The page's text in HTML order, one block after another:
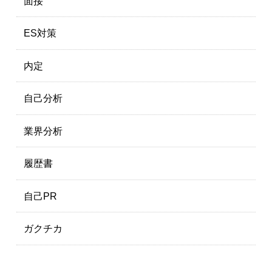
ES対策
内定
自己分析
業界分析
履歴書
自己PR
ガクチカ